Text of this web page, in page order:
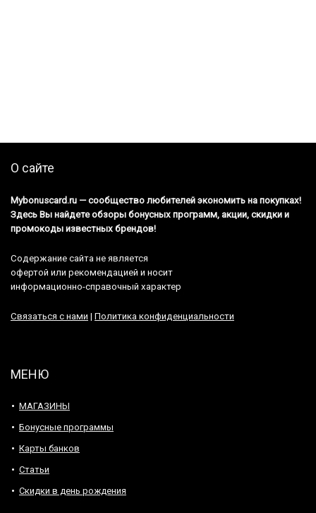
О сайте
Mybonuscard.ru — cообщество любителей экономить на покупках!
Здесь Вы найдете обзоры бонусных программ, акции, скидки и
промокоды известных брендов!
Содержание сайта не является
офертой или рекомендацией и носит
информационно-справочный характер
Связаться с нами | Политика конфиденциальности
МЕНЮ
МАГАЗИНЫ
Бонусные программы
Карты банков
Статьи
Скидки в день рождения